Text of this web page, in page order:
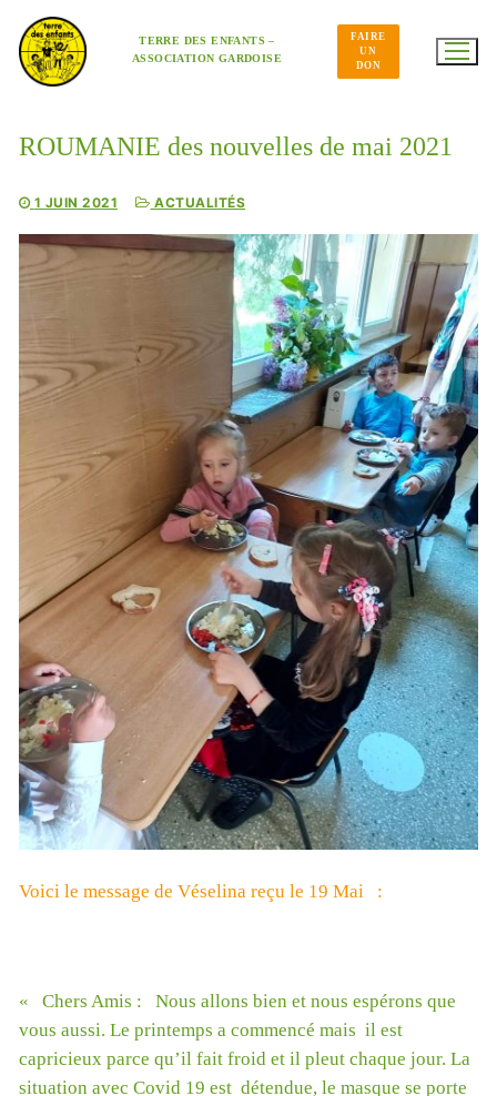
contenu
TERRE DES ENFANTS –
ASSOCIATION GARDOISE
FAIRE
UN
DON
ROUMANIE des nouvelles de mai 2021
1 JUIN 2021 ACTUALITÉS
Voici le message de Véselina reçu le 19 Mai :
« Chers Amis : Nous allons bien et nous espérons que
vous aussi. Le printemps a commencé mais il est
capricieux parce qu’il fait froid et il pleut chaque jour. La
situation avec Covid 19 est détendue, le masque se porte